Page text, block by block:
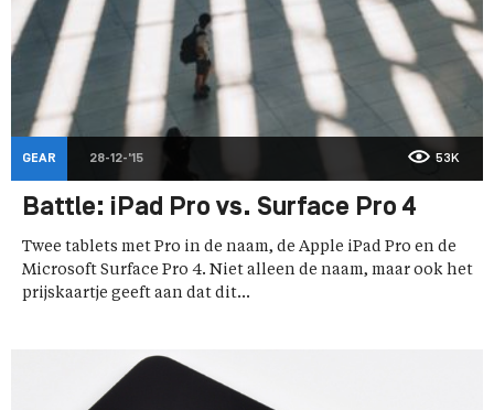
GEAR 28-12-'15 53K
Battle: iPad Pro vs. Surface Pro 4
Twee tablets met Pro in de naam, de Apple iPad Pro en de
Microsoft Surface Pro 4. Niet alleen de naam, maar ook het
prijskaartje geeft aan dat dit...